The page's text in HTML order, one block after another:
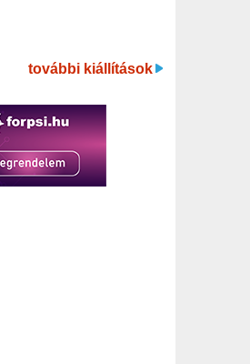
további kiállítások